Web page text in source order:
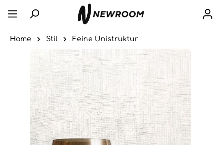
Home Stil Feine Unistruktur